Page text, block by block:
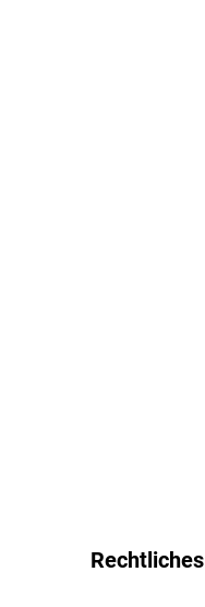
Rechtliches